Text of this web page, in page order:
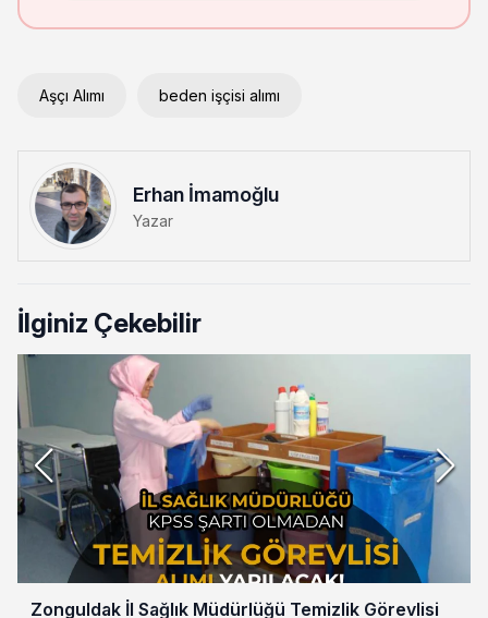
Aşçı Alımı beden işçisi alımı
Erhan İmamoğlu
Yazar
İlginiz Çekebilir
Zonguldak İl Sağlık Müdürlüğü Temizlik Görevlisi